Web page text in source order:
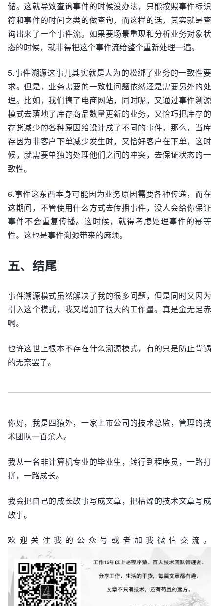
储。这就导致查询事件的时候没办法，只能按照事件标识
符和事件的时间之类的做查询，而这样的话，其实就是查
询出来了一个事件流。如果要场景重现和分析业务对象状
态的时候，就非得把这个事件流给整个重新处理一遍。
5.事件溯源这事儿其实就是人为的松绑了业务的一致性要
求。但是，业务需要的一致性问题依然还是需要另外的处
理。比如，我们搞了电商网站，同时呢，又通过事件溯源
模式去落地了库存商品数量更新的业务，又恰巧把库存的
存货减少的各种原因给设计成了不同的事件，那么，当库
存因为非客户下单减少发生时，又恰好客户在下单，这时
候，就需要单独的处理他们之间的冲突，去保证状态的一
致性。
6.事件这东西本身可能因为业务原因需要各种传递，而在
这期间，不管使用什么方式去传播事件，没人会给你保证
事件不会重复传播。这时候，就得考虑处理事件的幂等
性。这也是事件溯源带来的麻烦。
五、结尾
事件溯源模式虽然解决了我的很多问题，但是同时又因为
引入这个模式，我又增加了很大的工作量。真是金无足赤
啊。
也许这世上根本不存在什么溯源模式，有的只是防止背锅
的无奈罢了。
你好，我是四猿外，一家上市公司的技术总监，管理的技
术团队一百余人。
我从一名非计算机专业的毕业生，转行到程序员，一路打
拼，一路成长。
我会把自己的成长故事写成文章，把枯燥的技术文章写成
故事。
欢迎关注我的公众号或者加我微信交流。